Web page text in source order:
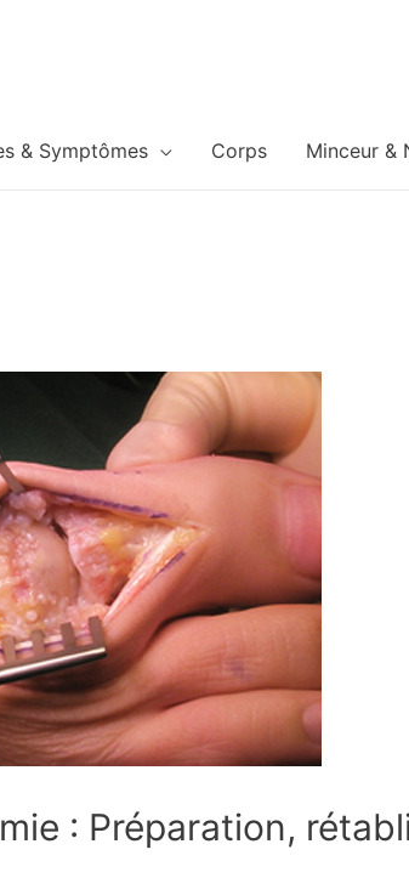
& Symptômes Corps Minceur &
: Préparation,